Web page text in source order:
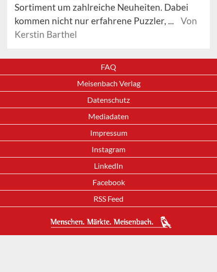
Sortiment um zahlreiche Neuheiten. Dabei
kommen nicht nur erfahrene Puzzler, ...
Von
Kerstin Barthel
FAQ
Meisenbach Verlag
Datenschutz
Mediadaten
Impressum
Instagram
LinkedIn
Facebook
RSS Feed